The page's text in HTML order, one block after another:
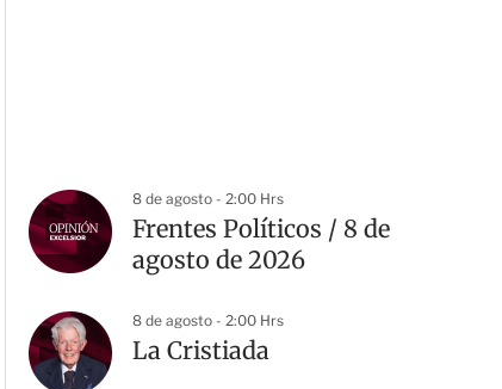
8 de agosto - 2:00 Hrs
Frentes Políticos / 8 de
agosto de 2026
8 de agosto - 2:00 Hrs
La Cristiada